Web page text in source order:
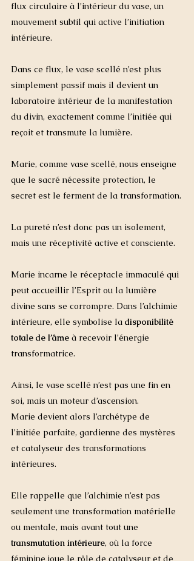
flux circulaire à l’intérieur du vase, un
mouvement subtil qui active l’initiation
intérieure.
Dans ce flux, le vase scellé n’est plus
simplement passif mais il devient un
laboratoire intérieur de la manifestation
du divin, exactement comme l’initiée qui
reçoit et transmute la lumière.
Marie, comme vase scellé, nous enseigne
que le sacré nécessite protection, le
secret est le ferment de la transformation.
La pureté n’est donc pas un isolement,
mais une réceptivité active et consciente.
Marie incarne le réceptacle immaculé qui
peut accueillir l’Esprit ou la lumière
divine sans se corrompre. Dans l’alchimie
intérieure, elle symbolise la disponibilité
totale de l’âme à recevoir l’énergie
transformatrice.
Ainsi, le vase scellé n’est pas une fin en
soi, mais un moteur d’ascension.
Marie devient alors l’archétype de
l’initiée parfaite, gardienne des mystères
et catalyseur des transformations
intérieures.
Elle rappelle que l’alchimie n’est pas
seulement une transformation matérielle
ou mentale, mais avant tout une
transmutation intérieure, où la force
féminine joue le rôle de catalyseur et de